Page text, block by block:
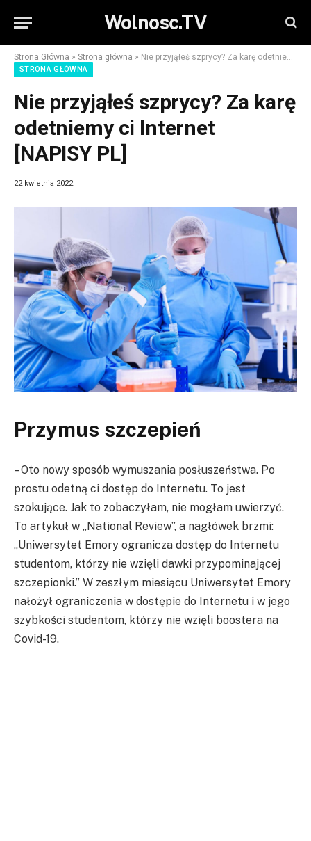
Wolnosc.TV
Strona Główna » Strona główna » Nie przyjąłeś szprycy? Za karę odetniemy ci Internet [NAPISY PL]
STRONA GŁÓWNA
Nie przyjąłeś szprycy? Za karę
odetniemy ci Internet
[NAPISY PL]
22 kwietnia 2022
Przymus szczepień
– Oto nowy sposób wymuszania posłuszeństwa. Po
prostu odetną ci dostęp do Internetu. To jest
szokujące. Jak to zobaczyłam, nie mogłam uwierzyć.
To artykuł w „National Review”, a nagłówek brzmi:
„Uniwersytet Emory ogranicza dostęp do Internetu
studentom, którzy nie wzięli dawki przypominającej
szczepionki.” W zeszłym miesiącu Uniwersytet Emory
nałożył ograniczenia w dostępie do Internetu i w jego
szybkości studentom, którzy nie wzięli boostera na
Covid-19.